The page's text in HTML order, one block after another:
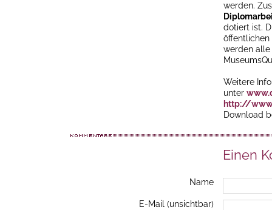
werden.
dotiert ist.
öffentlichen
werden
Weitere
unter
http://
Download
Einen
Name
E-Mail (unsichtbar)